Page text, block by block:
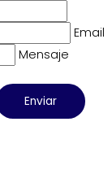
Email
Mensaje